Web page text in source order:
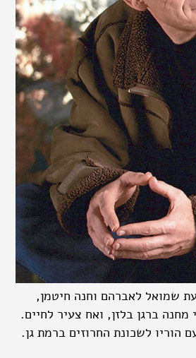
שמואל לאברהם וחנה חיטמן,
מחנה ברגן בלזן, ואח צעיר לחיים.